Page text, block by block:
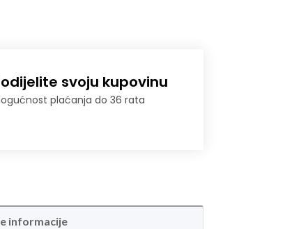
svoju kupovinu
plaćanja do 36 rata
informacije